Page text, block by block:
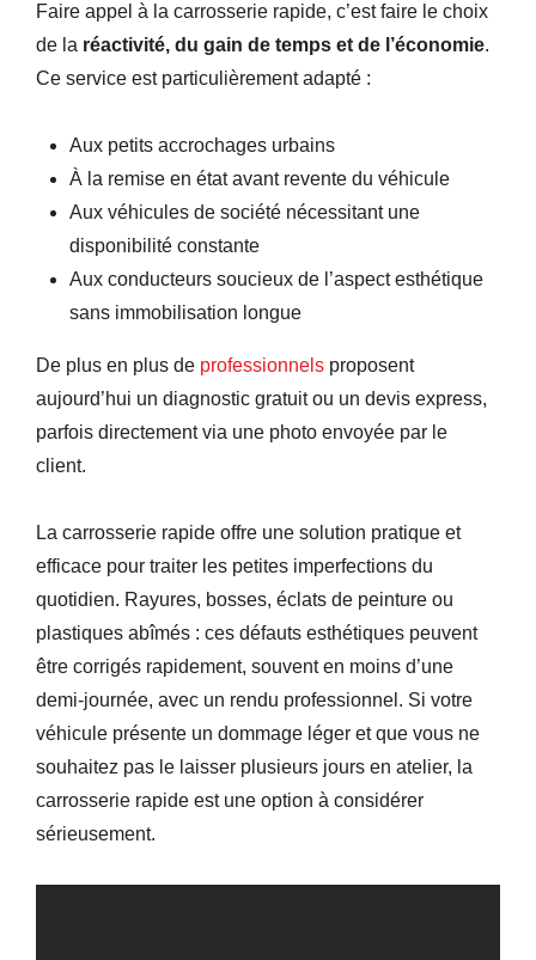
Faire appel à la carrosserie rapide, c’est faire le choix
de la réactivité, du gain de temps et de l’économie.
Ce service est particulièrement adapté :
Aux petits accrochages urbains
À la remise en état avant revente du véhicule
Aux véhicules de société nécessitant une
disponibilité constante
Aux conducteurs soucieux de l’aspect esthétique
sans immobilisation longue
De plus en plus de professionnels proposent
aujourd’hui un diagnostic gratuit ou un devis express,
parfois directement via une photo envoyée par le
client.
La carrosserie rapide offre une solution pratique et
efficace pour traiter les petites imperfections du
quotidien. Rayures, bosses, éclats de peinture ou
plastiques abîmés : ces défauts esthétiques peuvent
être corrigés rapidement, souvent en moins d’une
demi-journée, avec un rendu professionnel. Si votre
véhicule présente un dommage léger et que vous ne
souhaitez pas le laisser plusieurs jours en atelier, la
carrosserie rapide est une option à considérer
sérieusement.